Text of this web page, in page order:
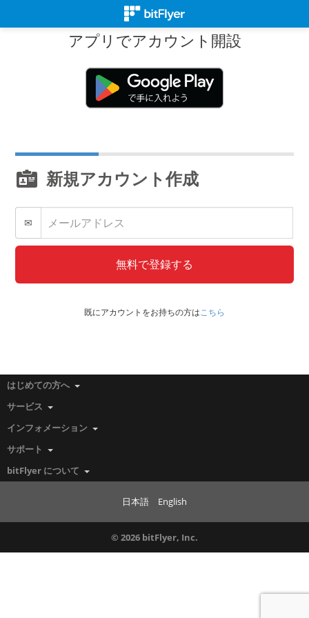
アプリでアカウント開設
新規アカウント作成
✉
無料で登録する
既にアカウントをお持ちの方はこちら
はじめての方へ
サービス
インフォメーション
サポート
bitFlyer について
日本語 English
© 2026 bitFlyer, Inc.